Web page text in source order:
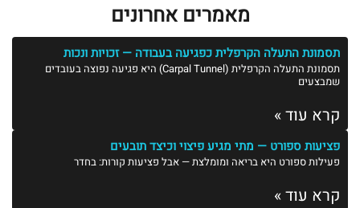
מאמרים אחרונים
תסמונת התעלה הקרפלית כפגיעה בעבודה — זכויות ונכות
תסמונת התעלה הקרפלית (Carpal Tunnel) היא פגיעה נפוצה בעובדים
שמבצעים
קרא עוד »
פציעות ספורט — מתי מגיע פיצוי וכיצד תובעים
פעילות ספורט היא בריאה ומומלצת — אבל פציעות קורות: בחדר
קרא עוד »